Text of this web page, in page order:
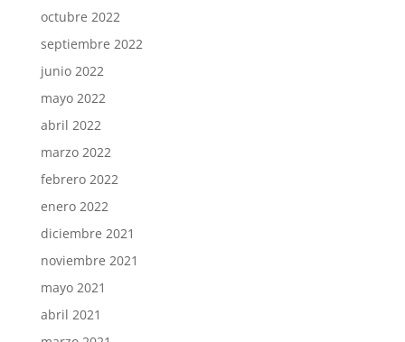
octubre 2022
septiembre 2022
junio 2022
mayo 2022
abril 2022
marzo 2022
febrero 2022
enero 2022
diciembre 2021
noviembre 2021
mayo 2021
abril 2021